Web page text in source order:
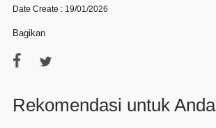
Date Create : 19/01/2026
Bagikan
Rekomendasi untuk Anda